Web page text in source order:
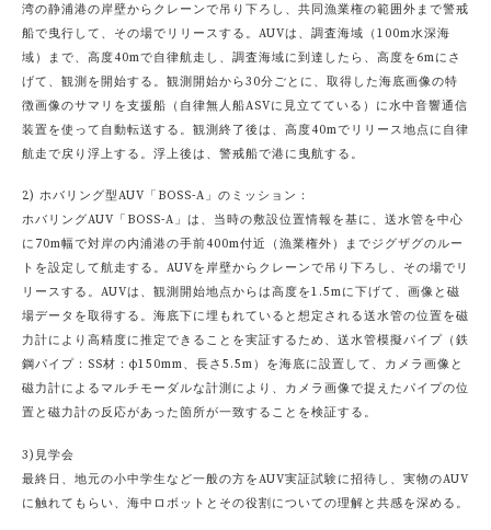
湾の静浦港の岸壁からクレーンで吊り下ろし、共同漁業権の範囲外まで警戒
船で曳行して、その場でリリースする。AUVは、調査海域（100m水深海
域）まで、高度40mで自律航走し、調査海域に到達したら、高度を6mにさ
げて、観測を開始する。観測開始から30分ごとに、取得した海底画像の特
徴画像のサマリを支援船（自律無人船ASVに見立てている）に水中音響通信
装置を使って自動転送する。観測終了後は、高度40mでリリース地点に自律
航走で戻り浮上する。浮上後は、警戒船で港に曳航する。
2) ホバリング型AUV「BOSS-A」のミッション：
ホバリングAUV「BOSS-A」は、当時の敷設位置情報を基に、送水管を中心
に70m幅で対岸の内浦港の手前400m付近（漁業権外）までジグザグのルー
トを設定して航走する。AUVを岸壁からクレーンで吊り下ろし、その場でリ
リースする。AUVは、観測開始地点からは高度を1.5mに下げて、画像と磁
場データを取得する。海底下に埋もれていると想定される送水管の位置を磁
力計により高精度に推定できることを実証するため、送水管模擬パイプ（鉄
鋼パイプ：SS材：φ150mm、長さ5.5m）を海底に設置して、カメラ画像と
磁力計によるマルチモーダルな計測により、カメラ画像で捉えたパイプの位
置と磁力計の反応があった箇所が一致することを検証する。
3)見学会
最終日、地元の小中学生など一般の方をAUV実証試験に招待し、実物のAUV
に触れてもらい、海中ロボットとその役割についての理解と共感を深める。